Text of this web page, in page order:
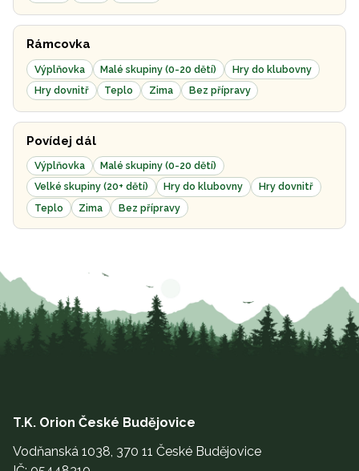
Rámcovka
Výplňovka Malé skupiny (0-20 dětí)
Hry do klubovny
Hry dovnitř
Teplo Zima Bez přípravy
Povídej dál
Výplňovka
Malé skupiny (0-20 dětí)
Velké skupiny (20+ dětí)
Hry do klubovny
Hry dovnitř
Teplo
Zima Bez přípravy
T.K. Orion České Budějovice
Vodňanská 1038, 370 11 České Budějovice